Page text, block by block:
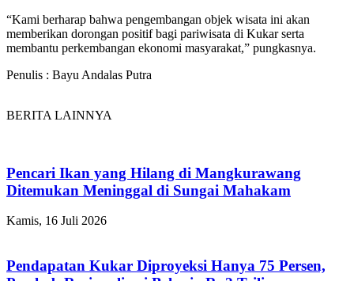
“Kami berharap bahwa pengembangan objek wisata ini akan
memberikan dorongan positif bagi pariwisata di Kukar serta
membantu perkembangan ekonomi masyarakat,” pungkasnya.
Penulis : Bayu Andalas Putra
BERITA LAINNYA
Pencari Ikan yang Hilang di Mangkurawang
Ditemukan Meninggal di Sungai Mahakam
Kamis, 16 Juli 2026
Pendapatan Kukar Diproyeksi Hanya 75 Persen,